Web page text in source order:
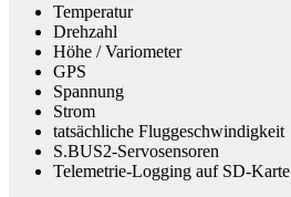
Temperatur
Drehzahl
Höhe / Variometer
GPS
Spannung
Strom
tatsächliche Fluggeschwindigkeit
S.BUS2-Servosensoren
Telemetrie-Logging auf SD-Karte